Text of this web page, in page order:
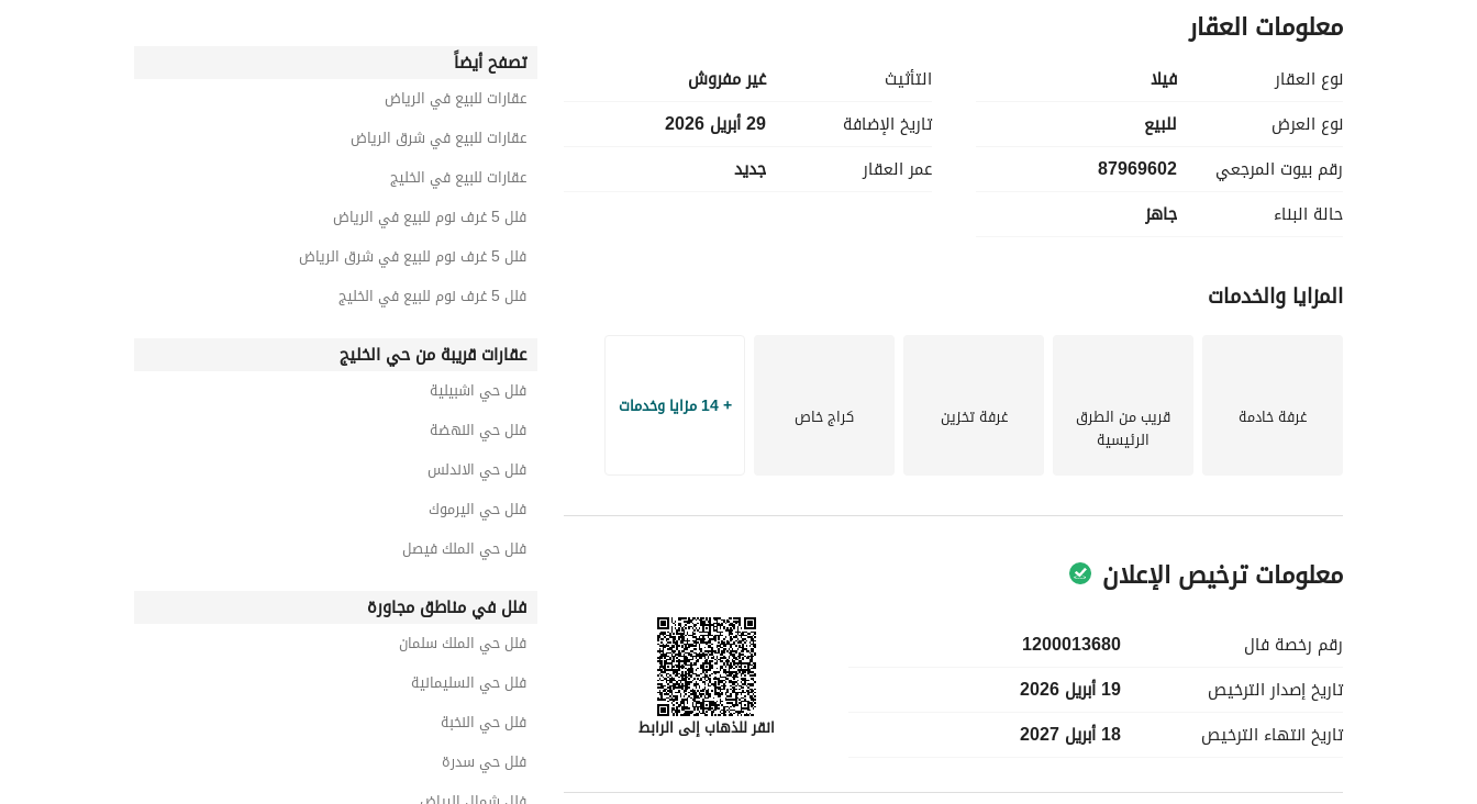
ملحق خارجي
مجلس + صالة طعام رجال
صالتين استقبال داخلية
وغرفة كبار سن
الدور الأول
٣ غرف ماستر
مصعد
بناء شخصي
غرفتين وصالة
معلومات العقار
نوع العقار
فیلا
نوع العرض
للبيع
رقم بيوت المرجعي
87969602
حالة البناء
جاهز
التأثيث
غير مفروش
تاريخ الإضافة
29 أبريل 2026
عمر العقار
جديد
المزايا والخدمات
غرفة خادمة قريب من الطرق
الرئيسية
غرفة تخزين كراج خاص + 14 مزايا وخدمات
معلومات ترخيص الإعلان
رقم رخصة فال
1200013680
تاريخ إصدار الترخيص
19 أبريل 2026
تاريخ انتهاء الترخيص 18 أبريل 2027 انقر للذهاب إلى الرابط
تصفح أيضاً
عقارات للبيع في الرياض
عقارات للبيع في شرق الرياض
عقارات للبيع في الخليج
فلل 5 غرف نوم للبيع في الرياض
فلل 5 غرف نوم للبيع في شرق الرياض
فلل 5 غرف نوم للبيع في الخليج
عقارات قريبة من حي الخليج
فلل حي اشبيلية
فلل حي النهضة
فلل حي الاندلس
فلل حي اليرموك
فلل حي الملك فيصل
فلل في مناطق مجاورة
فلل حي الملك سلمان
فلل حي السليمانية
فلل حي النخبة
فلل حي سدرة